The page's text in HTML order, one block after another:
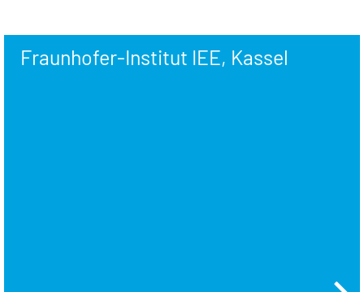
Fraunhofer-Institut IEE, Kassel